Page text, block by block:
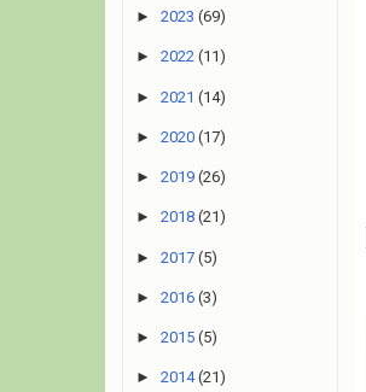
► 2023 (69)
► 2022 (11)
► 2021 (14)
► 2020 (17)
► 2019 (26)
► 2018 (21)
► 2017 (5)
► 2016 (3)
► 2015 (5)
► 2014 (21)